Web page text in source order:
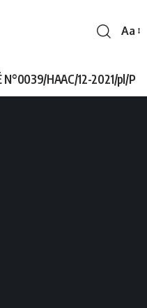
Font
Aa
N°0039/HAAC/12-2021/pl/P